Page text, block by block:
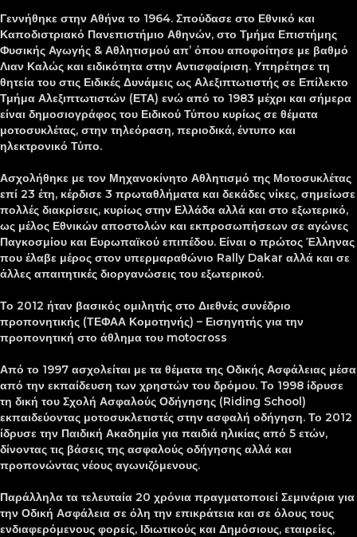
Γεννήθηκε στην Αθήνα το 1964. Σπούδασε στο Εθνικό και
Καποδιστριακό Πανεπιστήμιο Αθηνών, στο Τμήμα Επιστήμης
Φυσικής Αγωγής & Αθλητισμού απ’ όπου αποφοίτησε με βαθμό
Λιαν Καλώς και ειδικότητα στην Αντισφαίριση. Υπηρέτησε τη
θητεία του στις Ειδικές Δυνάμεις ως Αλεξιπτωτιστής σε Επίλεκτο
Τμήμα Αλεξιπτωτιστών (ΕΤΑ) ενώ από το 1983 μέχρι και σήμερα
είναι δημοσιογράφος του Ειδικού Τύπου κυρίως σε θέματα
μοτοσυκλέτας, στην τηλεόραση, περιοδικά, έντυπο και
ηλεκτρονικό Τύπο.
Ασχολήθηκε με τον Μηχανοκίνητο Αθλητισμό της Μοτοσυκλέτας
επί 23 έτη, κέρδισε 3 πρωταθλήματα και δεκάδες νίκες, σημείωσε
πολλές διακρίσεις, κυρίως στην Ελλάδα αλλά και στο εξωτερικό,
ως μέλος Εθνικών αποστολών και εκπροσωπήσεων σε αγώνες
Παγκοσμίου και Ευρωπαϊκού επιπέδου. Είναι ο πρώτος Έλληνας
που έλαβε μέρος στον υπερμαραθώνιο Rally Dakar αλλά και σε
άλλες απαιτητικές διοργανώσεις του εξωτερικού.
Το 2012 ήταν βασικός ομιλητής στο Διεθνές συνέδριο
προπονητικής (ΤΕΦΑΑ Κομοτηνής) – Εισηγητής για την
προπονητική στο άθλημα του motocross
Από το 1997 ασχολείται με τα θέματα της Οδικής Ασφάλειας μέσα
από την εκπαίδευση των χρηστών του δρόμου. Το 1998 ίδρυσε
τη δική του Σχολή Ασφαλούς Οδήγησης (Riding School)
εκπαιδεύοντας μοτοσυκλετιστές στην ασφαλή οδήγηση. Το 2012
ίδρυσε την Παιδική Ακαδημία για παιδιά ηλικίας από 5 ετών,
δίνοντας τις βάσεις της ασφαλούς οδήγησης αλλά και
προπονώντας νέους αγωνιζόμενους.
Παράλληλα τα τελευταία 20 χρόνια πραγματοποιεί Σεμινάρια για
την Οδική Ασφάλεια σε όλη την επικράτεια και σε όλους τους
ενδιαφερόμενους φορείς, Ιδιωτικούς και Δημόσιους, εταιρείες,